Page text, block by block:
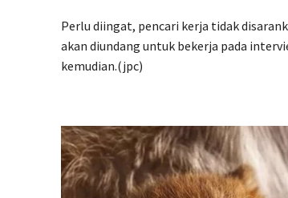
Perlu diingat, pencari kerja tidak
akan diundang untuk bekerja pada
kemudian.(jpc)